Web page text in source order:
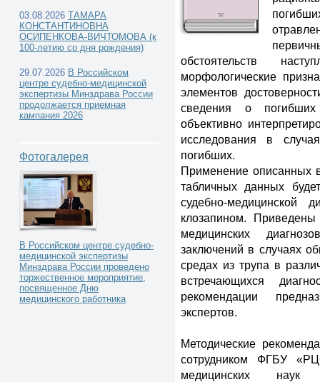
03.08.2026 ТАМАРА
КОНСТАНТИНОВНА
ОСИПЕНКОВА-ВИЧТОМОВА (к
100-летию со дня рождения)
29.07.2026 В Российском
центре судебно-медицинской
экспертизы Минздрава России
продолжается приемная
кампания 2026
Фотогалерея
В Российском центре судебно-
медицинской экспертизы
Минздрава России проведено
торжественное мероприятие,
посвященное Дню
медицинского работника
обстоятельств
морфологические
элементов
сведения о погибших
объективно
исследования в
погибших.
Применение описанных
табличных данных
судебно-медицинской
клозапином.
медицинских
заключений в случаях
средах из трупа в
встречающихся
рекомендации
экспертов.
Методические
сотрудником ФГБУ
медицинских